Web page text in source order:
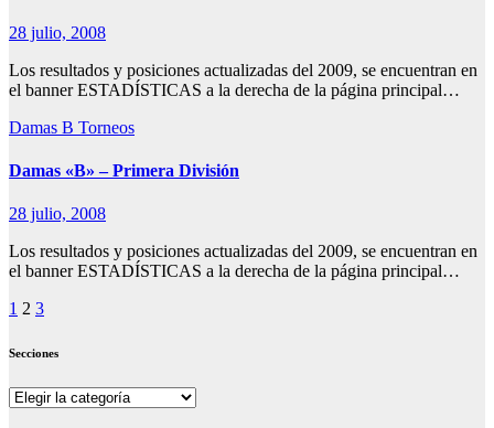
28 julio, 2008
Los resultados y posiciones actualizadas del 2009, se encuentran en
el banner ESTADÍSTICAS a la derecha de la página principal…
Damas B Torneos
Damas «B» – Primera División
28 julio, 2008
Los resultados y posiciones actualizadas del 2009, se encuentran en
el banner ESTADÍSTICAS a la derecha de la página principal…
Paginación
de
1 2 3
Secciones
Secciones